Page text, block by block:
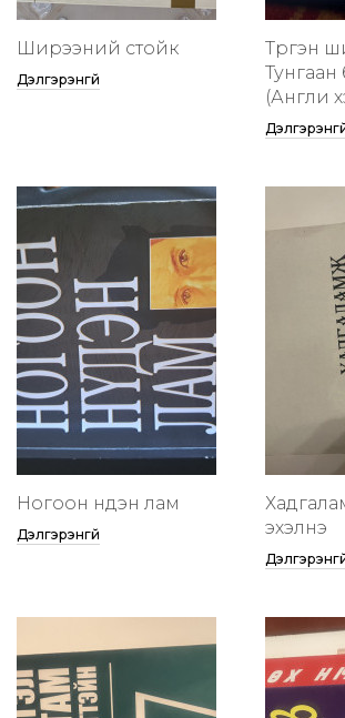
Ширээний стойк
Дэлгэрэнгүй
Түргэн
Тунгаан
(Англи
Ногоон нүдэн лам
Дэлгэрэнгүй
эхэлнэ